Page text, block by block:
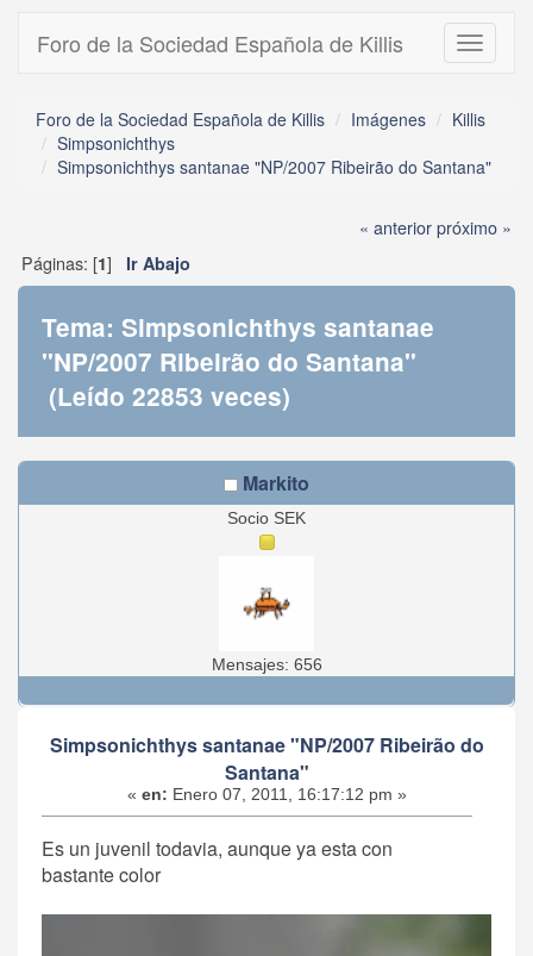
Toggle
Foro de la Sociedad Española de Killis
Foro de la Sociedad Española de Killis Imágenes
Killis
Simpsonichthys
Simpsonichthys santanae "NP/2007 Ribeirão do Santana"
« anteriorpróximo »
Páginas: [1] Ir Abajo
Tema: Simpsonichthys santanae
"NP/2007 Ribeirão do Santana"
(Leído 22853 veces)
Markito
Socio SEK
Mensajes: 656
Simpsonichthys santanae "NP/2007 Ribeirão do
Santana"
« en: Enero 07, 2011, 16:17:12 pm »
Es un juvenil todavia, aunque ya esta con
bastante color